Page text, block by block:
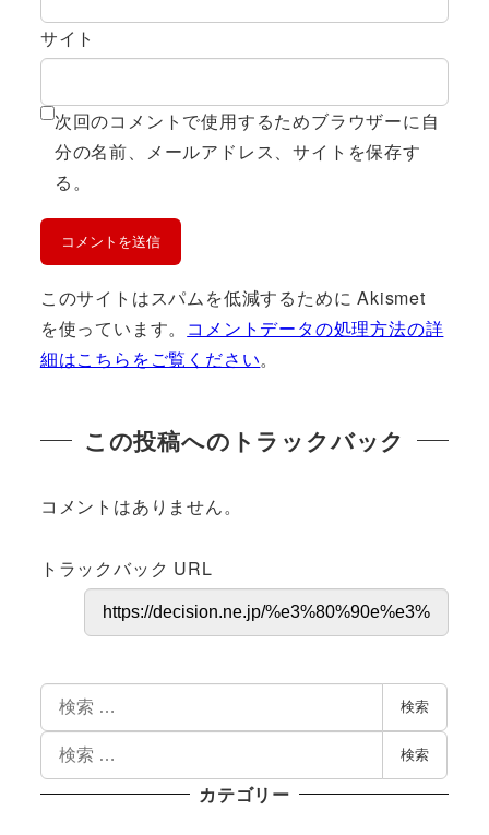
サイト
次回のコメントで使用するためブラウザーに自
分の名前、メールアドレス、サイトを保存す
る。
このサイトはスパムを低減するために Akismet
を使っています。 コメントデータの処理方法の詳
細はこちらをご覧ください。
この投稿へのトラックバック
コメントはありません。
トラックバック URL
検索
検索
カテゴリー